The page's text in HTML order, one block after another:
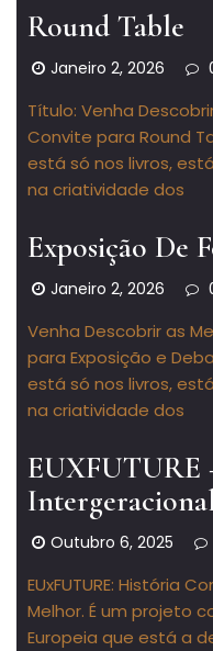
Round Table
Janeiro 2, 2026
Título: Venha
Convite para Round
está só nos livros,
na criatividade dos
Exposição De
Janeiro 2, 2026
Venha Descobrir as
para Exposição e
está só nos livros,
na criatividade dos
EUXFUTURE
Outubro 6, 2025
EUxFUTURE: História
Melhor. É um projeto
Europeia que está a